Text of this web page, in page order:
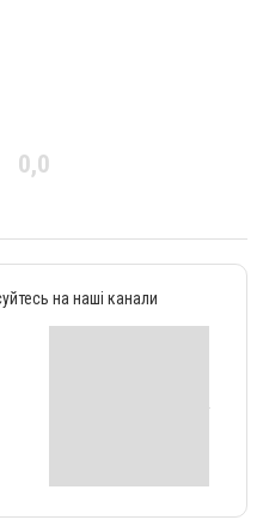
0,0
на наші канали